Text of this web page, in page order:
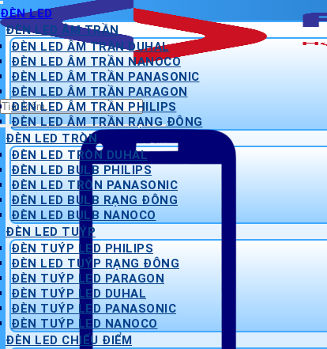
Tìm
kiếm:
ĐÈN LED
ĐÈN LED ÂM TRẦN
ĐÈN LED ÂM TRẦN DUHAL
ĐÈN LED ÂM TRẦN NANOCO
ĐÈN LED ÂM TRẦN PANASONIC
ĐÈN LED ÂM TRẦN PARAGON
ĐÈN LED ÂM TRẦN PHILIPS
ĐÈN LED ÂM TRẦN RẠNG ĐÔNG
ĐÈN LED TRÒN
ĐÈN LED TRÒN DUHAL
ĐÈN LED BULB PHILIPS
ĐÈN LED TRÒN PANASONIC
ĐÈN LED BULB RẠNG ĐÔNG
ĐÈN LED BULB NANOCO
ĐÈN LED TUÝP
ĐÈN TUÝP LED PHILIPS
ĐÈN LED TUÝP RẠNG ĐÔNG
ĐÈN TUÝP LED PARAGON
ĐÈN TUÝP LED DUHAL
ĐÈN TUÝP LED PANASONIC
ĐÈN TUÝP LED NANOCO
ĐÈN LED CHIẾU ĐIỂM